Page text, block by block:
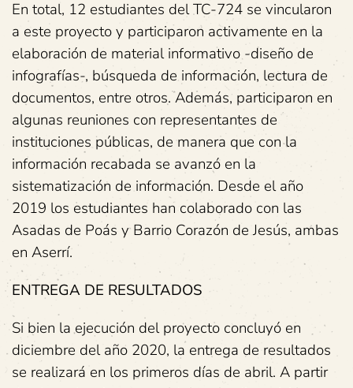
En total, 12 estudiantes del TC-724 se vincularon
a este proyecto y participaron activamente en la
elaboración de material informativo -diseño de
infografías-, búsqueda de información, lectura de
documentos, entre otros. Además, participaron en
algunas reuniones con representantes de
instituciones públicas, de manera que con la
información recabada se avanzó en la
sistematización de información. Desde el año
2019 los estudiantes han colaborado con las
Asadas de Poás y Barrio Corazón de Jesús, ambas
en Aserrí.
ENTREGA DE RESULTADOS
Si bien la ejecución del proyecto concluyó en
diciembre del año 2020, la entrega de resultados
se realizará en los primeros días de abril. A partir